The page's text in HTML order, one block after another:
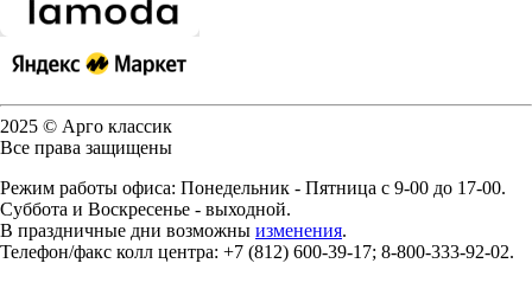
2025 © Арго классик
Все права защищены
Режим работы офиса: Понедельник - Пятница с 9-00 до 17-00.
Суббота и Воскресенье - выходной.
В праздничные дни возможны изменения.
Телефон/факс колл центра: +7 (812) 600-39-17; 8-800-333-92-02.